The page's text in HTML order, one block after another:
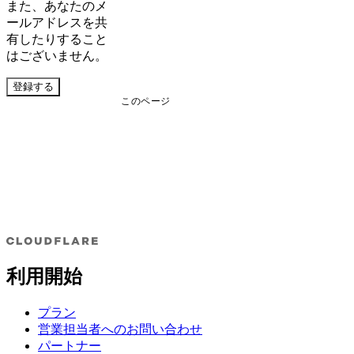
このページ
また、あなたのメ
ールアドレスを共
有したりすること
はございません。
登録する
利用開始
プラン
営業担当者へのお問い合わせ
パートナー